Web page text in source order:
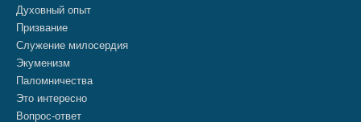
Духовный опыт
Призвание
Служение милосердия
Экуменизм
Паломничества
Это интересно
Вопрос-ответ